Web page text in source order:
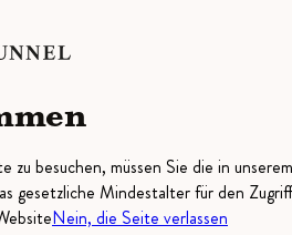
zu besuchen, müssen Sie die in
gesetzliche Mindestalter für den
Nein, die Seite verlassen